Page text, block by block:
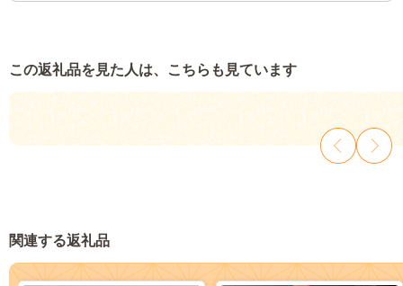
この返礼品を見た人は、こちらも見ています
関連する返礼品